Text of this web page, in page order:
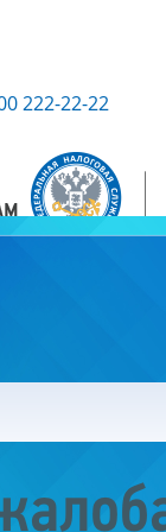
222-22-22